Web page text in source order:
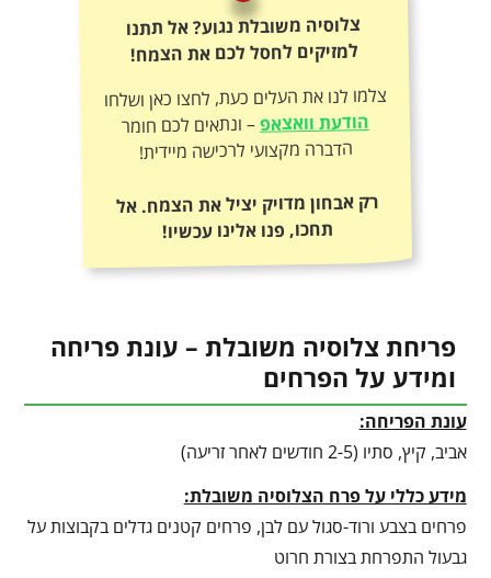
צלוסיה משובלת נגוע? אל תתנו
למזיקים לחסל לכם את הצמח!
צלמו לנו את העלים כעת, לחצו כאן ושלחו
הודעת וואצאפ– ונתאים לכם חומר
הדברה מקצועי לרכישה מיידית!
רק אבחון מדויק יציל את הצמח. אל
תחכו, פנו אלינו עכשיו!
פריחת צלוסיה משובלת – עונת פריחה
ומידע על הפרחים
עונת הפריחה:
אביב, קיץ, סתיו (2-5 חודשים לאחר זריעה)
מידע כללי על פרח הצלוסיה משובלת:
פרחים בצבע ורוד-סגול עם לבן, פרחים קטנים גדלים בקבוצות על
גבעול התפרחת בצורת חרוט